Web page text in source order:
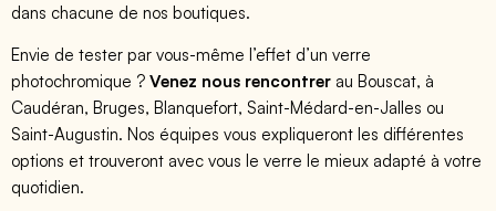
dans chacune de nos boutiques.
Envie de tester par vous-même l’effet d’un verre
photochromique ? Venez nous rencontrer au Bouscat, à
Caudéran, Bruges, Blanquefort, Saint-Médard-en-Jalles ou
Saint-Augustin. Nos équipes vous expliqueront les différentes
options et trouveront avec vous le verre le mieux adapté à votre
quotidien.